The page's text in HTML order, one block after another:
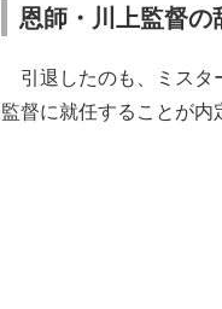
恩師・川上監督の
引退したのも、ミスタ
監督に就任することが内